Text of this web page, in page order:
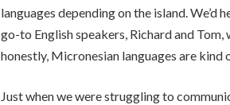
languages depending on the island.
go-to English speakers, Richard and
honestly, Micronesian languages are kind
Just when we were struggling to